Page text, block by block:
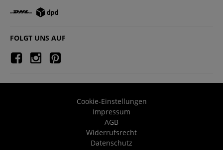
FOLGT UNS AUF
Cookie-Einstellungen
Impressum
AGB
Widerrufsrecht
Datenschutz